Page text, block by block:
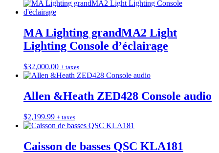
MA Lighting grandMA2 Light
Lighting Console d’éclairage
$32,000.00 + taxes
Allen &Heath ZED428 Console audio
$2,199.99 + taxes
Caisson de basses QSC KLA181